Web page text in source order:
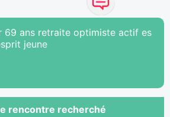
69 ans retraite optimiste actif es
jeune
rencontre recherché